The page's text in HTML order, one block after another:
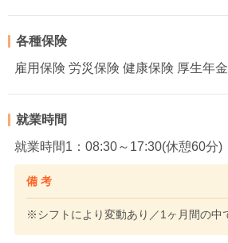
各種保険
雇用保険 労災保険 健康保険 厚生年
就業時間
就業時間1：08:30～17:30(休憩60分)
備 考
※シフトにより変動あり／1ヶ月間の中